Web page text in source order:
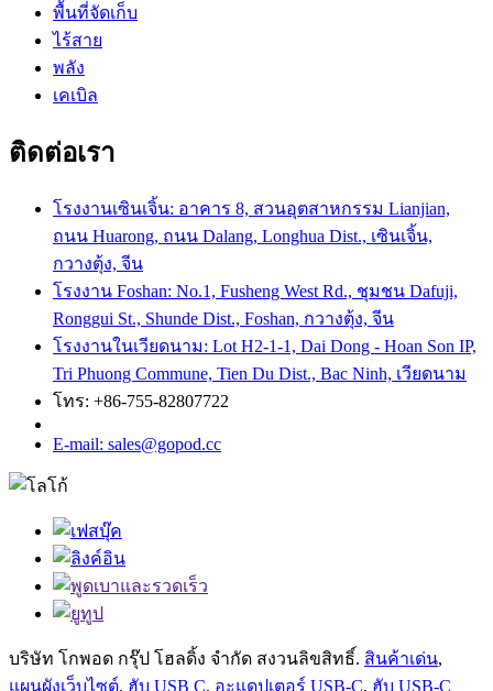
พื้นที่จัดเก็บ
ไร้สาย
พลัง
เคเบิล
ติดต่อเรา
โรงงานเซินเจิ้น: อาคาร 8, สวนอุตสาหกรรม Lianjian,
ถนน Huarong, ถนน Dalang, Longhua Dist., เซินเจิ้น,
กวางตุ้ง, จีน
โรงงาน Foshan: No.1, Fusheng West Rd., ชุมชน Dafuji,
Ronggui St., Shunde Dist., Foshan, กวางตุ้ง, จีน
โรงงานในเวียดนาม: Lot H2-1-1, Dai Dong - Hoan Son IP,
Tri Phuong Commune, Tien Du Dist., Bac Ninh, เวียดนาม
โทร: +86-755-82807722
E-mail: sales@gopod.cc
บริษัท โกพอด กรุ๊ป โฮลดิ้ง จำกัด สงวนลิขสิทธิ์. สินค้าเด่น,
แผนผังเว็บไซต์, ฮับ ​​USB C, อะแดปเตอร์ USB-C, ฮับ ​​USB-C